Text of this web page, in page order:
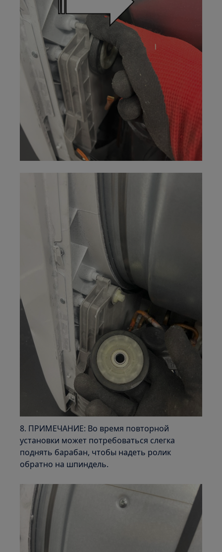
8. ПРИМЕЧАНИЕ: Во время повторной
установки может потребоваться слегка
поднять барабан, чтобы надеть ролик
обратно на шпиндель.